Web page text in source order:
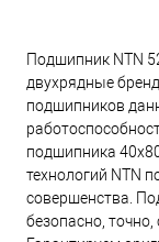
Подшипник NTN
двухрядные
подшипников
подшипника
технологий NTN
совершенства.
безопасно,